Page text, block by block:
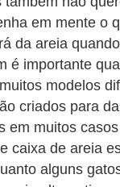
em mente o
da areia
é importante
modelos
criados para
em muitos
caixa de areia
alguns